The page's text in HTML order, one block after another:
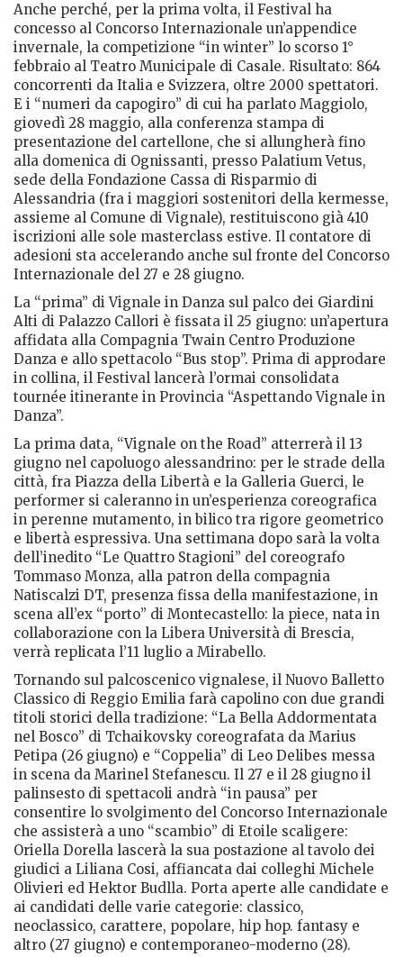
Anche perché, per la prima volta, il Festival ha
concesso al Concorso Internazionale un’appendice
invernale, la competizione “in winter” lo scorso 1°
febbraio al Teatro Municipale di Casale. Risultato: 864
concorrenti da Italia e Svizzera, oltre 2000 spettatori.
E i “numeri da capogiro” di cui ha parlato Maggiolo,
giovedì 28 maggio, alla conferenza stampa di
presentazione del cartellone, che si allungherà fino
alla domenica di Ognissanti, presso Palatium Vetus,
sede della Fondazione Cassa di Risparmio di
Alessandria (fra i maggiori sostenitori della kermesse,
assieme al Comune di Vignale), restituiscono già 410
iscrizioni alle sole masterclass estive. Il contatore di
adesioni sta accelerando anche sul fronte del Concorso
Internazionale del 27 e 28 giugno.
La “prima” di Vignale in Danza sul palco dei Giardini
Alti di Palazzo Callori è fissata il 25 giugno: un’apertura
affidata alla Compagnia Twain Centro Produzione
Danza e allo spettacolo “Bus stop”. Prima di approdare
in collina, il Festival lancerà l’ormai consolidata
tournée itinerante in Provincia “Aspettando Vignale in
Danza”.
La prima data, “Vignale on the Road” atterrerà il 13
giugno nel capoluogo alessandrino: per le strade della
città, fra Piazza della Libertà e la Galleria Guerci, le
performer si caleranno in un’esperienza coreografica
in perenne mutamento, in bilico tra rigore geometrico
e libertà espressiva. Una settimana dopo sarà la volta
dell’inedito “Le Quattro Stagioni” del coreografo
Tommaso Monza, alla patron della compagnia
Natiscalzi DT, presenza fissa della manifestazione, in
scena all’ex “porto” di Montecastello: la piece, nata in
collaborazione con la Libera Università di Brescia,
verrà replicata l’11 luglio a Mirabello.
Tornando sul palcoscenico vignalese, il Nuovo Balletto
Classico di Reggio Emilia farà capolino con due grandi
titoli storici della tradizione: “La Bella Addormentata
nel Bosco” di Tchaikovsky coreografata da Marius
Petipa (26 giugno) e “Coppelia” di Leo Delibes messa
in scena da Marinel Stefanescu. Il 27 e il 28 giugno il
palinsesto di spettacoli andrà “in pausa” per
consentire lo svolgimento del Concorso Internazionale
che assisterà a uno “scambio” di Etoile scaligere:
Oriella Dorella lascerà la sua postazione al tavolo dei
giudici a Liliana Cosi, affiancata dai colleghi Michele
Olivieri ed Hektor Budlla. Porta aperte alle candidate e
ai candidati delle varie categorie: classico,
neoclassico, carattere, popolare, hip hop. fantasy e
altro (27 giugno) e contemporaneo-moderno (28).